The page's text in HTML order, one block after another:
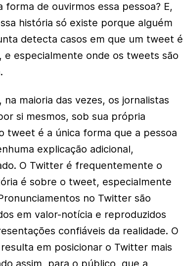
de ouvirmos essa pessoa? E,
história só existe porque alguém
detecta casos em que um tweet é
e especialmente onde os tweets são
maioria das vezes, os jornalistas
si mesmos, sob sua própria
tweet é a única forma que a pessoa
explicação adicional,
O Twitter é frequentemente o
é sobre o tweet, especialmente
no Twitter são
em valor-notícia e reproduzidos
confiáveis da realidade. O
em posicionar o Twitter mais
assim, para o público, que a